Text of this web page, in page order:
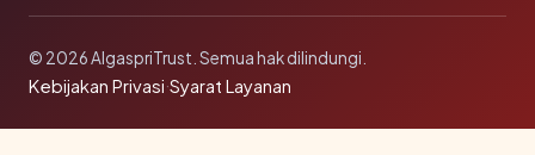
© 2026 AlgaspriTrust. Semua hak dilindungi.
Kebijakan Privasi·Syarat Layanan